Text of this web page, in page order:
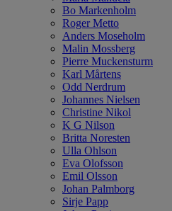
Bo Markenholm
Roger Metto
Anders Moseholm
Malin Mossberg
Pierre Muckensturm
Karl Mårtens
Odd Nerdrum
Johannes Nielsen
Christine Nikol
K G Nilson
Britta Noresten
Ulla Ohlson
Eva Olofsson
Emil Olsson
Johan Palmborg
Sirje Papp